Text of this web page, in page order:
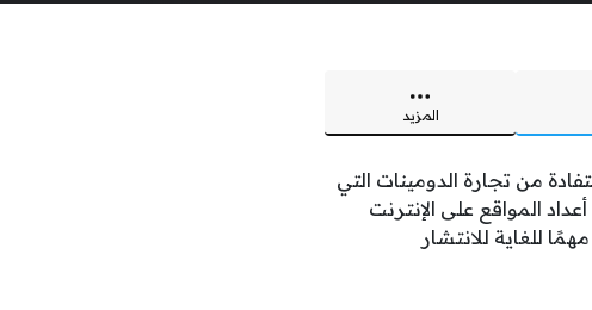
المزيد
من تجارة الدومينات التي
المواقع على الإنترنت
للغاية للانتشار